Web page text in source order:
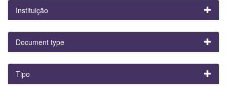
Instituição
Document type
Tipo